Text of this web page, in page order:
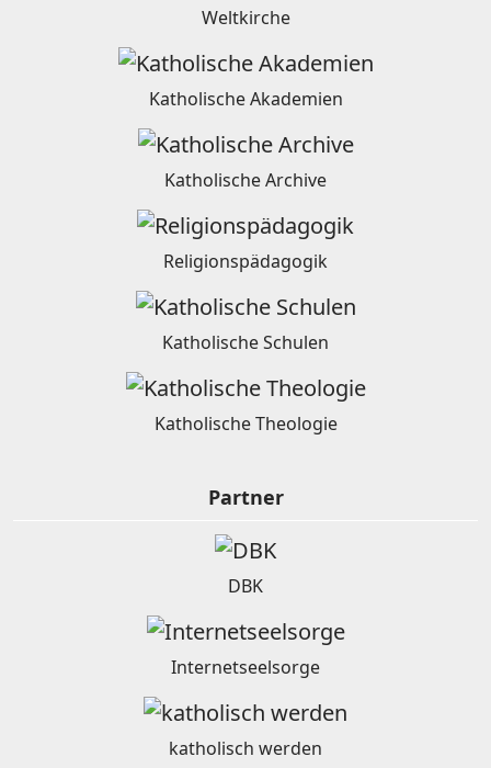
Weltkirche
Katholische Akademien
Katholische Archive
Religionspädagogik
Katholische Schulen
Katholische Theologie
Partner
DBK
Internetseelsorge
katholisch werden